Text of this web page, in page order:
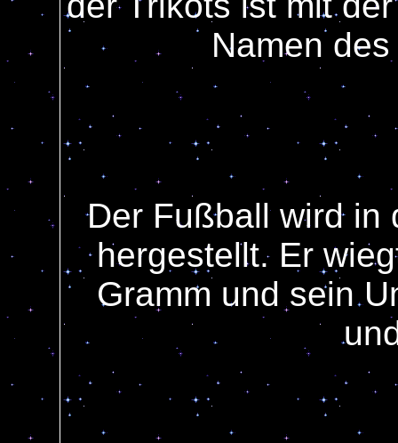
Namen
Der Fußball wird in
hergestellt. Er
Gramm und sein